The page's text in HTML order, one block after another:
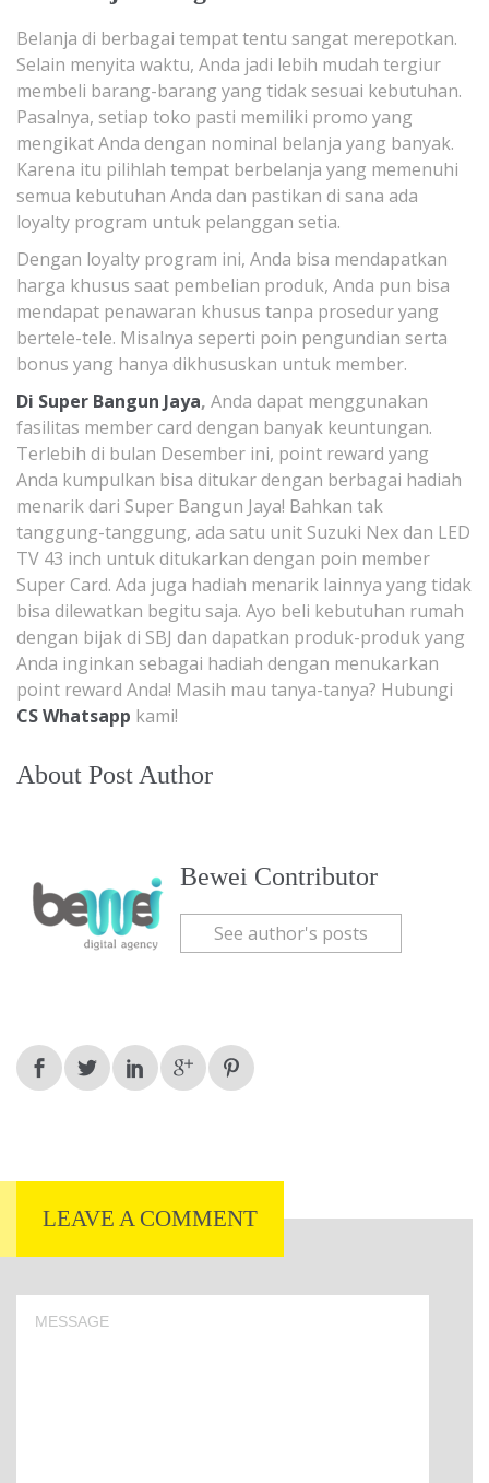
Belanja di berbagai tempat tentu sangat merepotkan.
Selain menyita waktu, Anda jadi lebih mudah tergiur
membeli barang-barang yang tidak sesuai kebutuhan.
Pasalnya, setiap toko pasti memiliki promo yang
mengikat Anda dengan nominal belanja yang banyak.
Karena itu pilihlah tempat berbelanja yang memenuhi
semua kebutuhan Anda dan pastikan di sana ada
loyalty program untuk pelanggan setia.
Dengan loyalty program ini, Anda bisa mendapatkan
harga khusus saat pembelian produk, Anda pun bisa
mendapat penawaran khusus tanpa prosedur yang
bertele-tele. Misalnya seperti poin pengundian serta
bonus yang hanya dikhususkan untuk member.
Di Super Bangun Jaya, Anda dapat menggunakan
fasilitas member card dengan banyak keuntungan.
Terlebih di bulan Desember ini, point reward yang
Anda kumpulkan bisa ditukar dengan berbagai hadiah
menarik dari Super Bangun Jaya! Bahkan tak
tanggung-tanggung, ada satu unit Suzuki Nex dan LED
TV 43 inch untuk ditukarkan dengan poin member
Super Card. Ada juga hadiah menarik lainnya yang tidak
bisa dilewatkan begitu saja. Ayo beli kebutuhan rumah
dengan bijak di SBJ dan dapatkan produk-produk yang
Anda inginkan sebagai hadiah dengan menukarkan
point reward Anda! Masih mau tanya-tanya? Hubungi
CS Whatsapp kami!
About Post Author
Bewei Contributor
See author's posts
LEAVE A COMMENT